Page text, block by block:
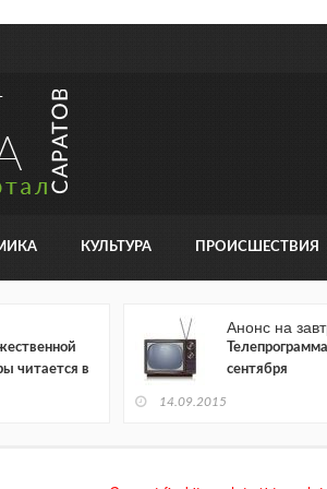
КУЛЬТУРА ПРОИСШЕСТВИЯ
читается в
Анонс на
сентября
14.09.2015